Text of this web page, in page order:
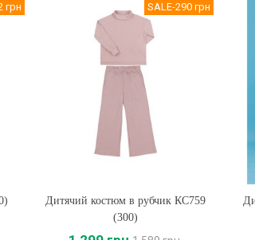
грн SALE-290 грн
Купити
Дитячий костюм в рубчик КС759
(300)